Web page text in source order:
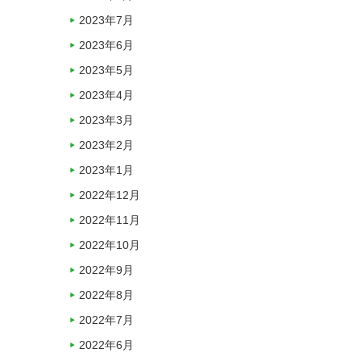
2023年7月
2023年6月
2023年5月
2023年4月
2023年3月
2023年2月
2023年1月
2022年12月
2022年11月
2022年10月
2022年9月
2022年8月
2022年7月
2022年6月